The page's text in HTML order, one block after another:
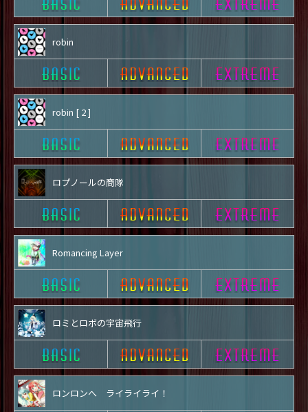
robin
robin [ 2 ]
ロプノールの商隊
Romancing Layer
ロミとロボの宇宙飛行
ロンロンへ ライライライ！